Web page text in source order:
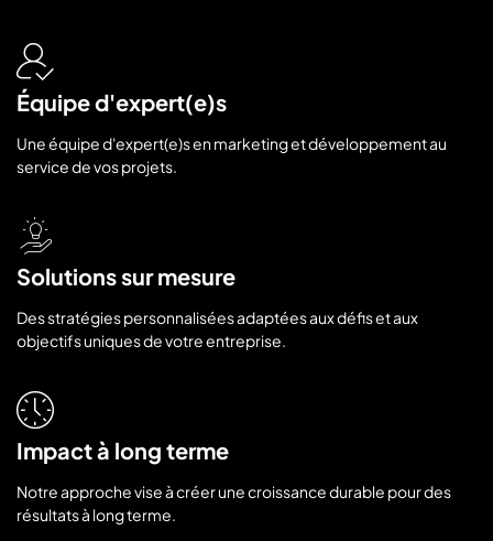
Équipe d'expert(e)s
Une équipe d'expert(e)s en marketing et développement au
service de vos projets.
Solutions sur mesure
Des stratégies personnalisées adaptées aux défis et aux
objectifs uniques de votre entreprise.
Impact à long terme
Notre approche vise à créer une croissance durable pour des
résultats à long terme.